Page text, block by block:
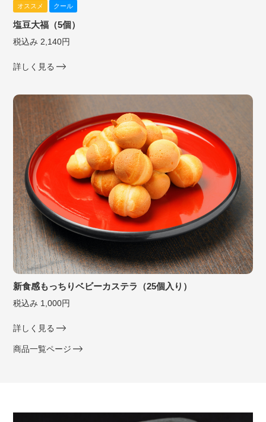
オススメ クール
塩豆大福（5個）
税込み 2,140円
詳しく見る
新食感もっちりベビーカステラ（25個入り）
税込み 1,000円
詳しく見る
商品一覧ページ